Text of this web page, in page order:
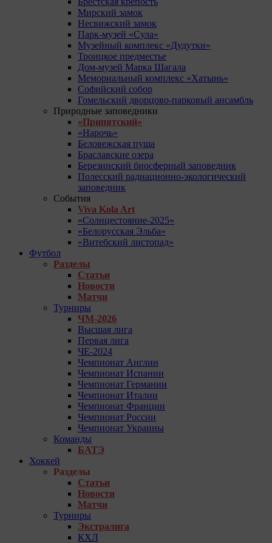
Мирский замок
Несвижский замок
Парк-музей «Сула»
Музейный комплекс «Дудутки»
Троицкое предместье
Дом-музей Марка Шагала
Мемориальный комплекс «Хатынь»
Софийский собор
Гомельский дворцово-парковый ансамбль
Природные заповедники
«Припятский»
«Нарочь»
Беловежская пуща
Браславские озера
Березинский биосферный заповедник
Полесский радиационно-экологический
заповедник
События
Viva Kola Art
«Солнцестояние-2025»
«Белорусская Эльба»
«Витебский листопад»
Футбол
Разделы
Статьи
Новости
Матчи
Турниры
ЧМ-2026
Высшая лига
Первая лига
ЧЕ-2024
Чемпионат Англии
Чемпионат Испании
Чемпионат Германии
Чемпионат Италии
Чемпионат Франции
Чемпионат России
Чемпионат Украины
Команды
БАТЭ
Хоккей
Разделы
Статьи
Новости
Матчи
Турниры
Экстралига
КХЛ